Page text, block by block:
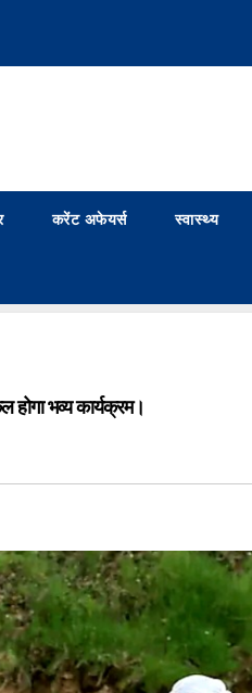
करेंट अफेयर्स स्वास्थ्य
होगा भव्य कार्यक्रम।